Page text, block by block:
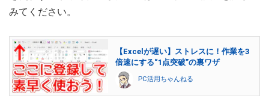
みてください。
【Excelが遅い】ストレスに！作業を3
倍速にする“1点突破”の裏ワザ
PC活用ちゃんねる